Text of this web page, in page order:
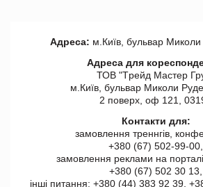
Адреса: м.Київ, бульвар
Адреса для
ТОВ "Tрейд Мастер
м.Київ, бульвар Миколи
2 поверх, оф 121,
Контакти для:
замовлення треннгів,
+380 (67) 502-99-00,
замовлення реклами на
+380 (67) 502 30 13,
інші питання: +380 (44) 383 92 39,